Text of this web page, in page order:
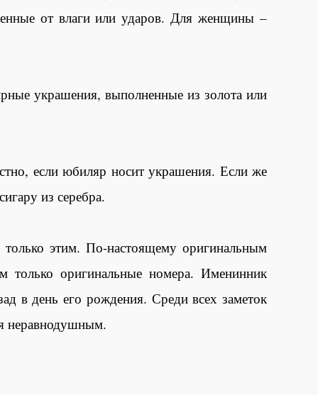
от влаги или ударов. Для женщины –
украшения, выполненные из золота или
если юбиляр носит украшения. Если же
из серебра.
только этим. По-настоящему оригинальным
только оригинальные номера. Именинник
в день его рождения. Среди всех заметок
неравнодушным.